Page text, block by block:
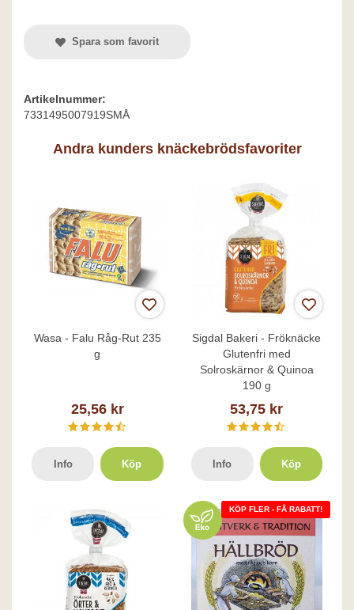
Spara som favorit
Artikelnummer:
7331495007919SMÅ
Andra kunders knäckebrödsfavoriter
Wasa - Falu Råg-Rut 235
g
25,56 kr
Info Köp
Sigdal Bakeri - Fröknäcke
Glutenfri med
Solroskärnor & Quinoa
190 g
53,75 kr
Info Köp
KÖP FLER - FÅ RABATT!